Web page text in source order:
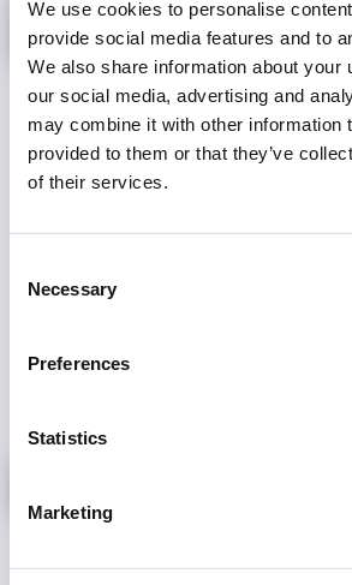
We use cookies to personalise
provide social media features and to
We also share information about your
our social media, advertising and
may combine it with other information
provided to them or that they’ve
of their services.
Selection
Necessary
Preferences
Statistics
Marketing
TachoSAFE WEB
Informații generale despre serviciile web,
vehiculelor, rapoarte, caracteristici,
Suport